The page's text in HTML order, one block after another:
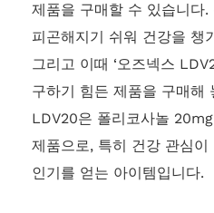
제품을 구매할 수 있습니다.
피곤해지기 쉬워 건강을 챙
그리고 이때 ‘오즈넥스
구하기 힘든 제품을 구매해
LDV20은 폴리코사놀
제품으로, 특히 건강 관심
인기를 얻는 아이템입니다.